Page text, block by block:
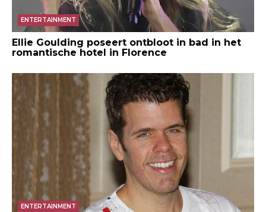
ENTERTAINMENT
Ellie Goulding poseert ontbloot in bad in het
romantische hotel in Florence
ENTERTAINMENT